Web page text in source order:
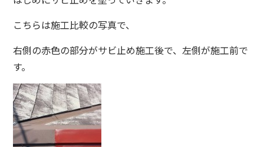
こちらは施工比較の写真で、
右側の赤色の部分がサビ止め施工後で、左側が施工前で
す。